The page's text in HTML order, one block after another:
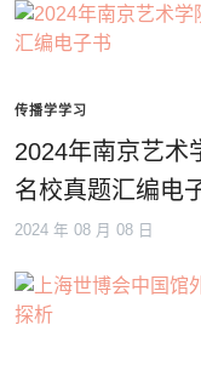
传播学学习
2024年南京艺术
名校真题汇编电
2024 年 08 月 08 日